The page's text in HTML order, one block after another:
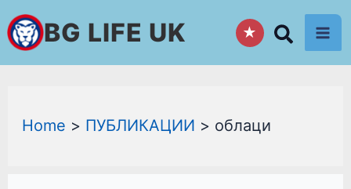
Skip
to
content
BG LIFE UK ★
Home ПУБЛИКАЦИИ облаци